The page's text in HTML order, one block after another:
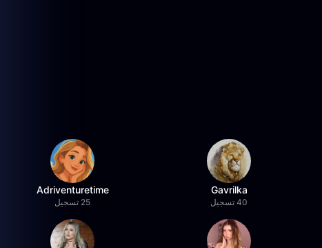
Gavrilka
40 تسجيل
Adriventuretime
25 تسجيل